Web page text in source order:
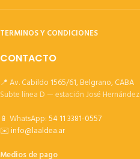
TERMINOS Y CONDICIONES
CONTACTO
📍 Av. Cabildo 1565/61, Belgrano, CABA
Subte línea D — estación José Hernández
📱 WhatsApp:54 11 3381-0557
✉️info@laaldea.ar
Medios de pago